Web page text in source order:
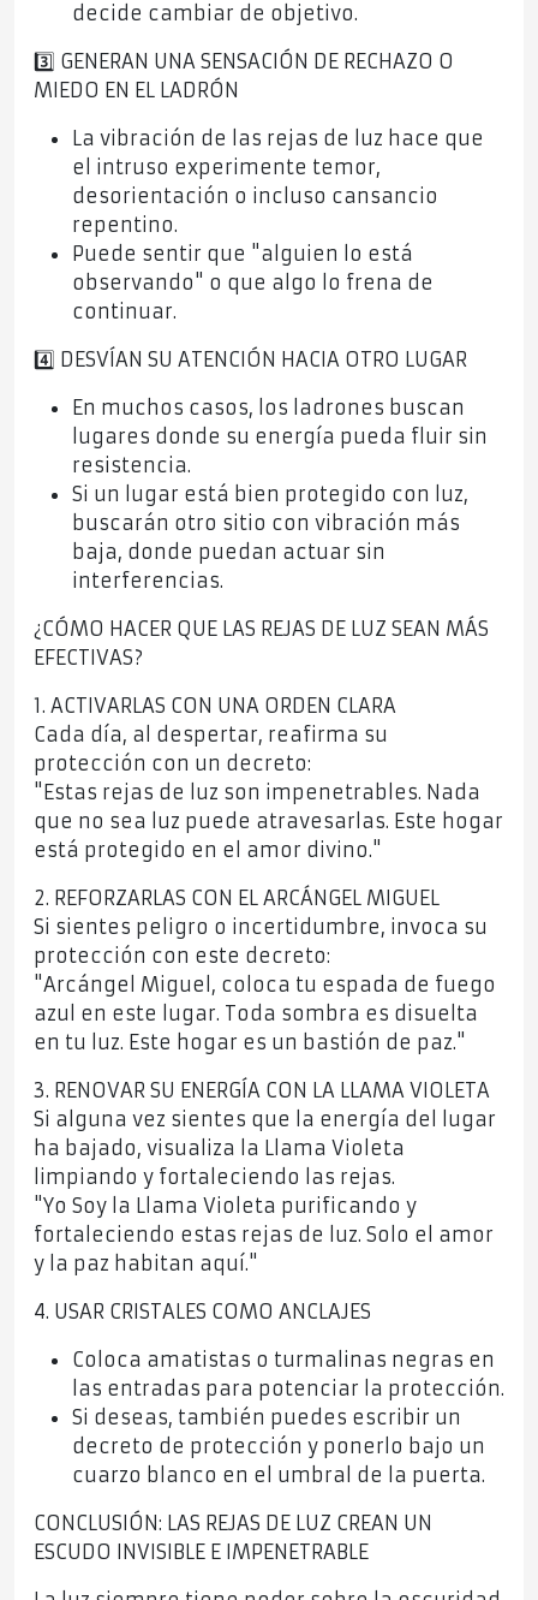
decide cambiar de objetivo.
3️⃣ GENERAN UNA SENSACIÓN DE RECHAZO O
MIEDO EN EL LADRÓN
La vibración de las rejas de luz hace que
el intruso experimente temor,
desorientación o incluso cansancio
repentino.
Puede sentir que "alguien lo está
observando" o que algo lo frena de
continuar.
4️⃣ DESVÍAN SU ATENCIÓN HACIA OTRO LUGAR
En muchos casos, los ladrones buscan
lugares donde su energía pueda fluir sin
resistencia.
Si un lugar está bien protegido con luz,
buscarán otro sitio con vibración más
baja, donde puedan actuar sin
interferencias.
¿CÓMO HACER QUE LAS REJAS DE LUZ SEAN MÁS
EFECTIVAS?
1. ACTIVARLAS CON UNA ORDEN CLARA
Cada día, al despertar, reafirma su
protección con un decreto:
"Estas rejas de luz son impenetrables. Nada
que no sea luz puede atravesarlas. Este hogar
está protegido en el amor divino."
2. REFORZARLAS CON EL ARCÁNGEL MIGUEL
Si sientes peligro o incertidumbre, invoca su
protección con este decreto:
"Arcángel Miguel, coloca tu espada de fuego
azul en este lugar. Toda sombra es disuelta
en tu luz. Este hogar es un bastión de paz."
3. RENOVAR SU ENERGÍA CON LA LLAMA VIOLETA
Si alguna vez sientes que la energía del lugar
ha bajado, visualiza la Llama Violeta
limpiando y fortaleciendo las rejas.
"Yo Soy la Llama Violeta purificando y
fortaleciendo estas rejas de luz. Solo el amor
y la paz habitan aquí."
4. USAR CRISTALES COMO ANCLAJES
Coloca amatistas o turmalinas negras en
las entradas para potenciar la protección.
Si deseas, también puedes escribir un
decreto de protección y ponerlo bajo un
cuarzo blanco en el umbral de la puerta.
CONCLUSIÓN: LAS REJAS DE LUZ CREAN UN
ESCUDO INVISIBLE E IMPENETRABLE